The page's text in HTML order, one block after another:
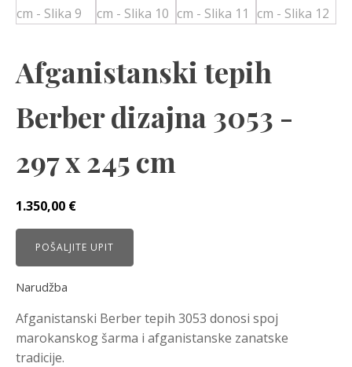
Afganistanski tepih
Berber dizajna 3053 -
297 x 245 cm
1.350,00 €
POŠALJITE UPIT
Narudžba
Afganistanski Berber tepih 3053 donosi spoj
marokanskog šarma i afganistanske zanatske
tradicije.